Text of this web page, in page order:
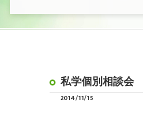
私学個別相談会
2014/11/15